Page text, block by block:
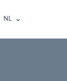
NL